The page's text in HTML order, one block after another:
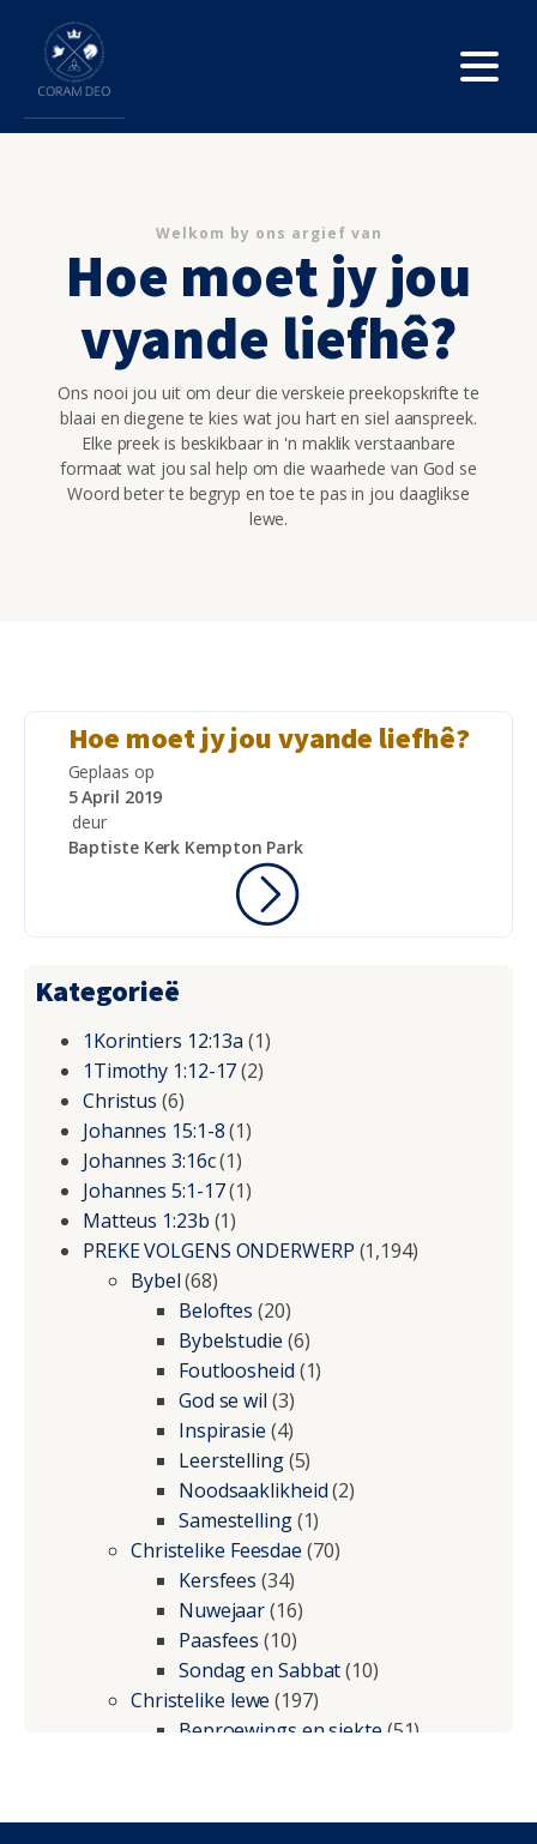
Welkom by ons argief van
Hoe moet jy jou
vyande liefhê?
Ons nooi jou uit om deur die verskeie preekopskrifte te
blaai en diegene te kies wat jou hart en siel aanspreek.
Elke preek is beskikbaar in 'n maklik verstaanbare
formaat wat jou sal help om die waarhede van God se
Woord beter te begryp en toe te pas in jou daaglikse
lewe.
Hoe moet jy jou vyande liefhê?
Geplaas op
5 April 2019
deur
Baptiste Kerk Kempton Park
Kategorieë
1Korintiers 12:13a (1)
1Timothy 1:12-17(2)
Christus (6)
Johannes 15:1-8(1)
Johannes 3:16c(1)
Johannes 5:1-17(1)
Matteus 1:23b (1)
PREKE VOLGENS ONDERWERP (1,194)
Bybel(68)
Beloftes (20)
Bybelstudie (6)
Foutloosheid (1)
God se wil (3)
Inspirasie (4)
Leerstelling(5)
Noodsaaklikheid(2)
Samestelling(1)
Christelike Feesdae (70)
Kersfees (34)
Nuwejaar(16)
Paasfees (10)
Sondag en Sabbat(10)
Christelike lewe (197)
Beproewings en siekte(51)
Geestelike Groei(10)